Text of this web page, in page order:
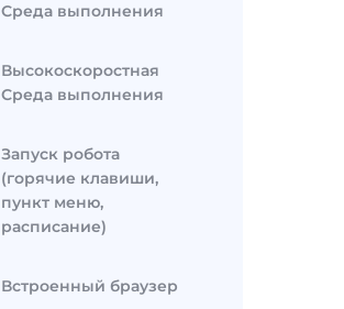
Среда выполнения
Высокоскоростная
Среда выполнения
Запуск робота
(горячие клавиши,
пункт меню,
расписание)
Встроенный браузер